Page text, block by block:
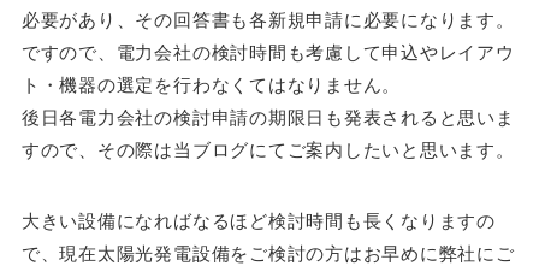
必要があり、その回答書も各新規申請に必要になります。
ですので、電力会社の検討時間も考慮して申込やレイアウ
ト・機器の選定を行わなくてはなりません。
後日各電力会社の検討申請の期限日も発表されると思いま
すので、その際は当ブログにてご案内したいと思います。
大きい設備になればなるほど検討時間も長くなりますの
で、現在太陽光発電設備をご検討の方はお早めに弊社にご